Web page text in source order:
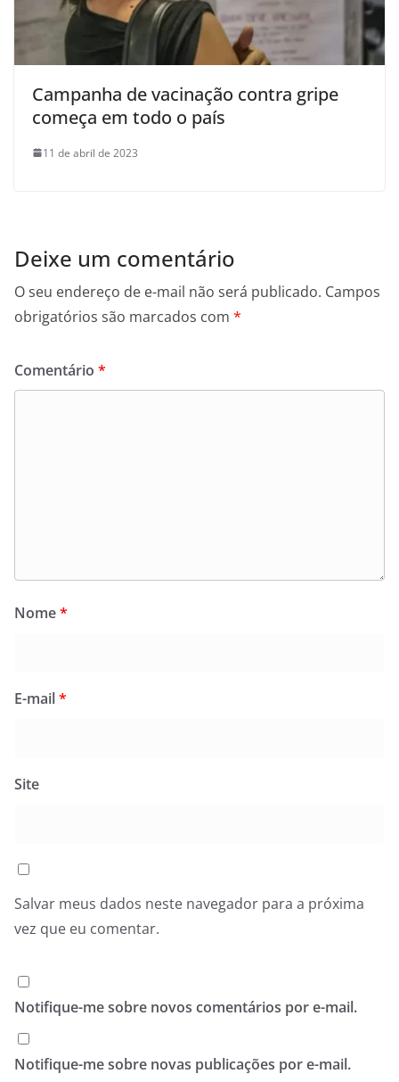
Campanha de vacinação contra gripe
começa em todo o país
11 de abril de 2023
Deixe um comentário
O seu endereço de e-mail não será publicado. Campos
obrigatórios são marcados com *
Comentário *
Nome*
E-mail*
Site
Salvar meus dados neste navegador para a próxima
vez que eu comentar.
Notifique-me sobre novos comentários por e-mail.
Notifique-me sobre novas publicações por e-mail.